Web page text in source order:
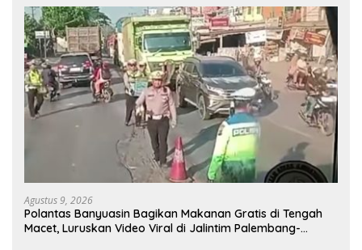
Agustus 9, 2026
Polantas Banyuasin Bagikan Makanan Gratis di Tengah
Macet, Luruskan Video Viral di Jalintim Palembang-